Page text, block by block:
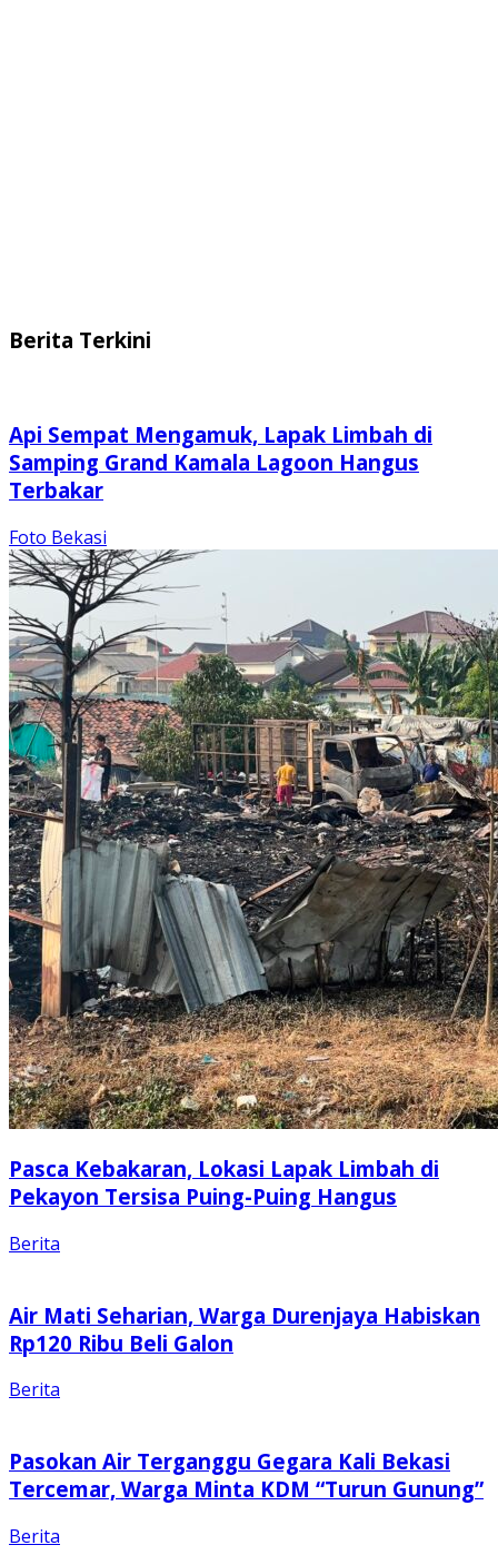
Berita Terkini
Api Sempat Mengamuk, Lapak Limbah di
Samping Grand Kamala Lagoon Hangus
Terbakar
Foto Bekasi
Pasca Kebakaran, Lokasi Lapak Limbah di
Pekayon Tersisa Puing-Puing Hangus
Berita
Air Mati Seharian, Warga Durenjaya Habiskan
Rp120 Ribu Beli Galon
Berita
Pasokan Air Terganggu Gegara Kali Bekasi
Tercemar, Warga Minta KDM “Turun Gunung”
Berita